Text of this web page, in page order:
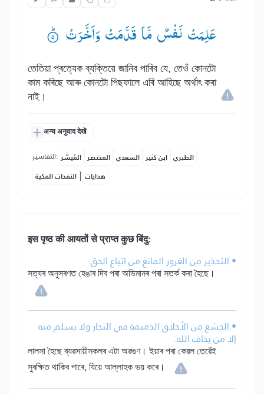
عَلِمَتْ نَفْسٌ مَّا قَدَّمَتْ وَاَخَّرَتْ ۟ؕ
তেতিয়া প্ৰত্যেক ব্যক্তিয়ে জানিব পাৰিব যে, তেওঁ কোনটো
কাম কৰিছে আৰু কোনটো পিছফালে এৰি আহিছে অৰ্থাৎ কৰা
নাই।
अन्य अनुवाद देखें
التفاسير: المُيسَّر المختصر السعدي ابن كثير الطبري
النفحات المكية | هدايات
इस पृष्ठ की आयतों से प्राप्त कुछ बिंदु:
• التحذير من الغرور المانع من اتباع الحق.
সত্যৰ অনুসৰণত হেঙাৰ দিব পৰা অভিমানৰ পৰা সতৰ্ক কৰা হৈছে।
• الجشع من الأخلاق الذميمة في التجار ولا يسلم منه
إلا من يخاف الله.
লালসা হৈছে ব্যৱসায়ীসকলৰ এটা অৱগুণ। ইয়াৰ পৰা কেৱল তেৱেঁই
সুৰক্ষিত থাকিব পাৰে, যিয়ে আল্লাহক ভয় কৰে।